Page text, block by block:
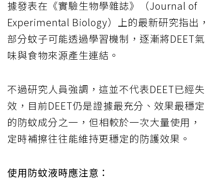
據發表在《實驗生物學雜誌》（Journal of
Experimental Biology）上的最新研究指出，
部分蚊子可能透過學習機制，逐漸將DEET氣
味與食物來源產生連結。
不過研究人員強調，這並不代表DEET已經失
效，目前DEET仍是證據最充分、效果最穩定
的防蚊成分之一，但相較於一次大量使用，
定時補擦往往能維持更穩定的防護效果。
使用防蚊液時應注意：